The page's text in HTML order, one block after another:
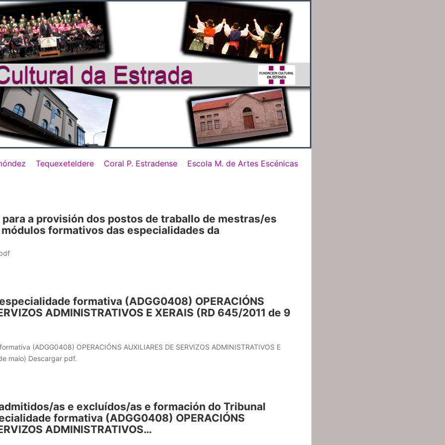
Tequexeteldere Coral P. Estradense
Escola M. de Artes Escénicas
a provisión dos postos de traballo de mestras/es
formativos das especialidades da
formativa (ADGG0408) OPERACIÓNS
ADMINISTRATIVOS E XERAIS (RD 645/2011 de 9
(ADGG0408) OPERACIÓNS AUXILIARES DE SERVIZOS ADMINISTRATIVOS E
maio) Descargar pdf.
as e excluídos/as e formación do Tribunal
formativa (ADGG0408) OPERACIÓNS
ADMINISTRATIVOS…